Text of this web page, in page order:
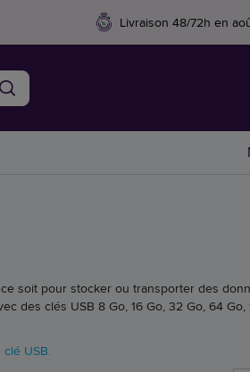
Livraison 48/72h en
soit pour stocker ou transporter des
des clés USB 8 Go, 16 Go, 32 Go, 64
USB.